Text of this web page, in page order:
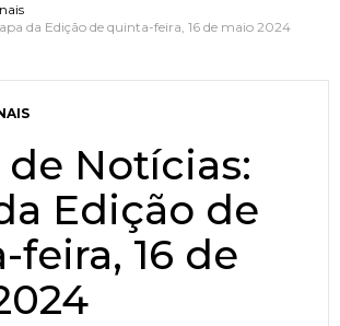
da Edição de quinta-feira, 16 de maio 2024
Notícias:
Edição de
feira, 16 de